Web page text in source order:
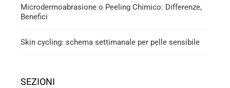
Microdermoabrasione o Peeling Chimico: Differenze,
Benefici
Skin cycling: schema settimanale per pelle sensibile
SEZIONI